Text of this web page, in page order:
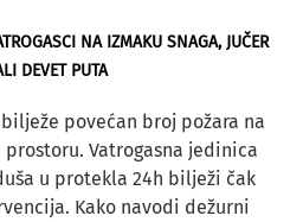
NA IZMAKU SNAGA, JUČER
DEVET PUTA
povećan broj požara na
Vatrogasna jedinica
u protekla 24h bilježi čak
Kako navodi dežurni